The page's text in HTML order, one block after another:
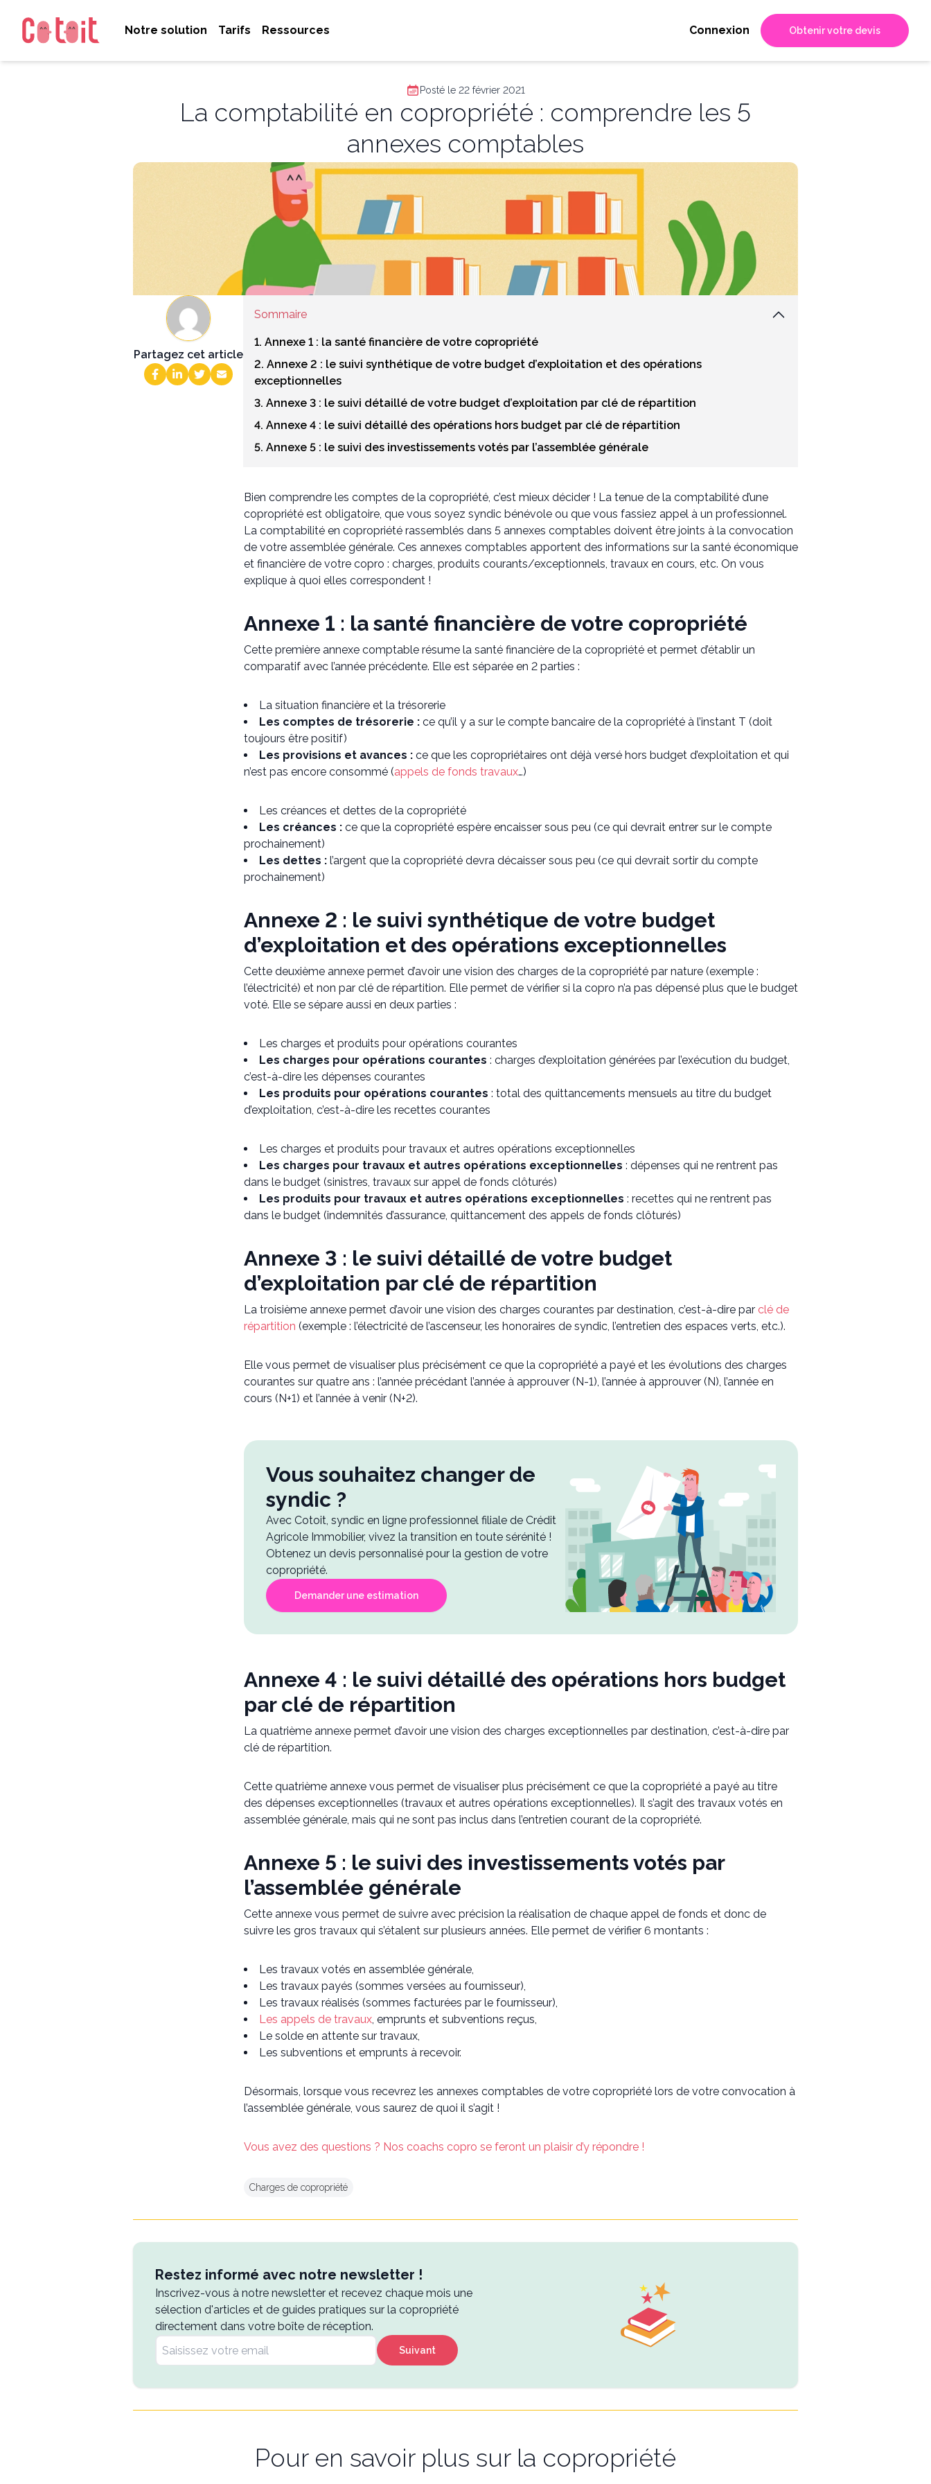
Notre solution Tarifs Ressources Connexion Obtenir votre devis
Posté le 22 février 2021
La comptabilité en copropriété : comprendre les 5
annexes comptables
Partagez cet article
Sommaire
1. Annexe 1 : la santé financière de votre copropriété
2. Annexe 2 : le suivi synthétique de votre budget d’exploitation et des opérations
exceptionnelles
3. Annexe 3 : le suivi détaillé de votre budget d’exploitation par clé de répartition
4. Annexe 4 : le suivi détaillé des opérations hors budget par clé de répartition
5. Annexe 5 : le suivi des investissements votés par l’assemblée générale
Bien comprendre les comptes de la copropriété, c’est mieux décider ! La tenue de la comptabilité d’une
copropriété est obligatoire, que vous soyez syndic bénévole ou que vous fassiez appel à un professionnel.
La comptabilité en copropriété rassemblés dans 5 annexes comptables doivent être joints à la convocation
de votre assemblée générale. Ces annexes comptables apportent des informations sur la santé économique
et financière de votre copro : charges, produits courants/exceptionnels, travaux en cours, etc. On vous
explique à quoi elles correspondent !
Annexe 1 : la santé financière de votre copropriété
Cette première annexe comptable résume la santé financière de la copropriété et permet d’établir un
comparatif avec l’année précédente. Elle est séparée en 2 parties :
La situation financière et la trésorerie
Les comptes de trésorerie : ce qu’il y a sur le compte bancaire de la copropriété à l’instant T (doit
toujours être positif)
Les provisions et avances : ce que les copropriétaires ont déjà versé hors budget d’exploitation et qui
n’est pas encore consommé (appels de fonds travaux…)
Les créances et dettes de la copropriété
Les créances : ce que la copropriété espère encaisser sous peu (ce qui devrait entrer sur le compte
prochainement)
Les dettes : l’argent que la copropriété devra décaisser sous peu (ce qui devrait sortir du compte
prochainement)
Annexe 2 : le suivi synthétique de votre budget
d’exploitation et des opérations exceptionnelles
Cette deuxième annexe permet d’avoir une vision des charges de la copropriété par nature (exemple :
l’électricité) et non par clé de répartition. Elle permet de vérifier si la copro n’a pas dépensé plus que le budget
voté. Elle se sépare aussi en deux parties :
Les charges et produits pour opérations courantes
Les charges pour opérations courantes : charges d’exploitation générées par l’exécution du budget,
c’est-à-dire les dépenses courantes
Les produits pour opérations courantes : total des quittancements mensuels au titre du budget
d’exploitation, c’est-à-dire les recettes courantes
Les charges et produits pour travaux et autres opérations exceptionnelles
Les charges pour travaux et autres opérations exceptionnelles : dépenses qui ne rentrent pas
dans le budget (sinistres, travaux sur appel de fonds clôturés)
Les produits pour travaux et autres opérations exceptionnelles : recettes qui ne rentrent pas
dans le budget (indemnités d’assurance, quittancement des appels de fonds clôturés)
Annexe 3 : le suivi détaillé de votre budget
d’exploitation par clé de répartition
La troisième annexe permet d’avoir une vision des charges courantes par destination, c’est-à-dire par clé de
répartition (exemple : l’électricité de l’ascenseur, les honoraires de syndic, l’entretien des espaces verts, etc.).
Elle vous permet de visualiser plus précisément ce que la copropriété a payé et les évolutions des charges
courantes sur quatre ans : l’année précédant l’année à approuver (N-1), l’année à approuver (N), l’année en
cours (N+1) et l’année à venir (N+2).
Vous souhaitez changer de
syndic ?
Avec Cotoit, syndic en ligne professionnel filiale de Crédit
Agricole Immobilier, vivez la transition en toute sérénité !
Obtenez un devis personnalisé pour la gestion de votre
copropriété.
Demander une estimation
Annexe 4 : le suivi détaillé des opérations hors budget
par clé de répartition
La quatrième annexe permet d’avoir une vision des charges exceptionnelles par destination, c’est-à-dire par
clé de répartition.
Cette quatrième annexe vous permet de visualiser plus précisément ce que la copropriété a payé au titre
des dépenses exceptionnelles (travaux et autres opérations exceptionnelles). Il s’agit des travaux votés en
assemblée générale, mais qui ne sont pas inclus dans l’entretien courant de la copropriété.
Annexe 5 : le suivi des investissements votés par
l’assemblée générale
Cette annexe vous permet de suivre avec précision la réalisation de chaque appel de fonds et donc de
suivre les gros travaux qui s’étalent sur plusieurs années. Elle permet de vérifier 6 montants :
Les travaux votés en assemblée générale,
Les travaux payés (sommes versées au fournisseur),
Les travaux réalisés (sommes facturées par le fournisseur),
Les appels de travaux, emprunts et subventions reçus,
Le solde en attente sur travaux,
Les subventions et emprunts à recevoir.
Désormais, lorsque vous recevrez les annexes comptables de votre copropriété lors de votre convocation à
l’assemblée générale, vous saurez de quoi il s’agit !
Vous avez des questions ? Nos coachs copro se feront un plaisir d’y répondre !
Charges de copropriété
Restez informé avec notre newsletter !
Inscrivez-vous à notre newsletter et recevez chaque mois une
sélection d'articles et de guides pratiques sur la copropriété
directement dans votre boîte de réception.
Suivant
Pour en savoir plus sur la copropriété